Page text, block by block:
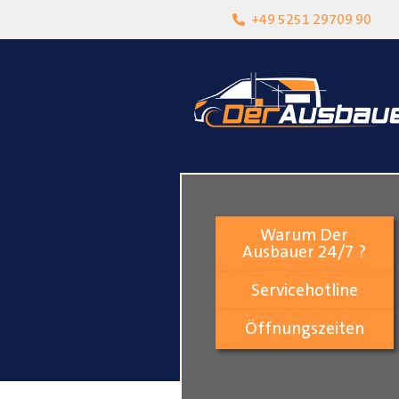
+49 5251 29709 90
Lokalgeschäft in Paderborn
Warum Der
Ausbauer 24/7 ?
Servicehotline
Öffnungszeiten